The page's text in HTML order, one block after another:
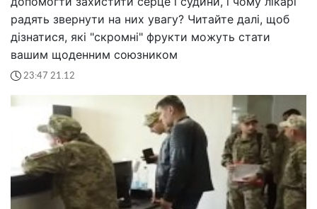
радять звернути на них увагу? Читайте далі, щоб
дізнатися, які "скромні" фрукти можуть стати
вашим щоденним союзником
23:47 21.12